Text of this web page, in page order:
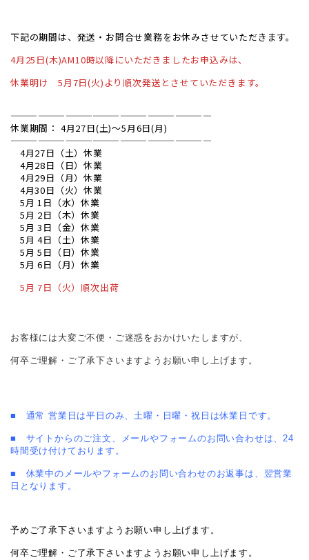
ログイン / 会員登録
お気に入り
お問い合わせ
下記の期間は、発送・お問合せ業務をお休みさせていただきます。
4月25日(木)AM10時以降にいただきましたお申込みは、
休業明け 5月7日(火)より順次発送とさせていただきます。
——————————————————————
休業期間： 4月27日(土)～5月6日(月)
——————————————————————
4月27日（土）休業
4月28日（日）休業
4月29日（月）休業
4月30日（火）休業
5月 1日（水）休業
5月 2日（木）休業
5月 3日（金）休業
5月 4日（土）休業
5月 5日（日）休業
5月 6日（月）休業
5月 7日（火）順次出荷
お客様には大変ご不便・ご迷惑をおかけいたしますが、
何卒ご理解・ご了承下さいますようお願い申し上げます。
■ 通常 営業日は平日のみ、土曜・日曜・祝日は休業日です。
■ サイトからのご注文、メールやフォームのお問い合わせは、24
時間受け付けております。
■ 休業中のメールやフォームのお問い合わせのお返事は、翌営業
日となります。
予めご了承下さいますようお願い申し上げます。
何卒ご理解・ご了承下さいますようお願い申し上げます。